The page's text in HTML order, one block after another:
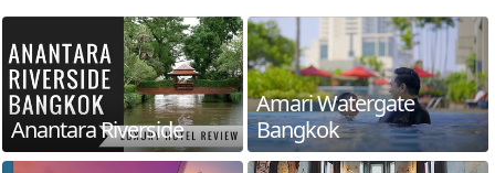
Anantara Riverside
Amari Watergate
Bangkok